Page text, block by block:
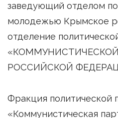
заведующий отделом
молодежью Крымское
отделение
РОССИЙСКОЙ
Фракция политической
«Коммунистическая